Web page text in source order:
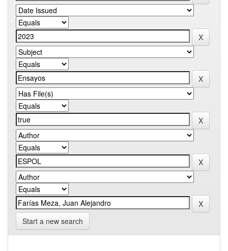
Start a new search